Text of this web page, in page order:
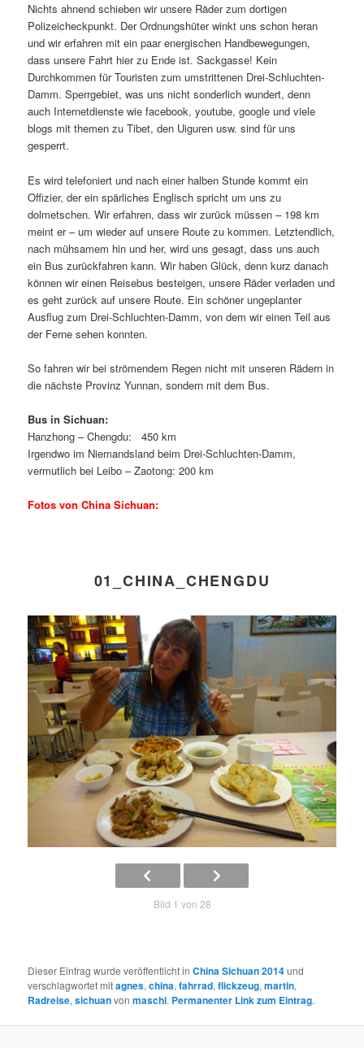
Nichts ahnend schieben wir unsere Räder zum dortigen
Polizeicheckpunkt. Der Ordnungshüter winkt uns schon heran
und wir erfahren mit ein paar energischen Handbewegungen,
dass unsere Fahrt hier zu Ende ist. Sackgasse! Kein
Durchkommen für Touristen zum umstrittenen Drei-Schluchten-
Damm. Sperrgebiet, was uns nicht sonderlich wundert, denn
auch Internetdienste wie facebook, youtube, google und viele
blogs mit themen zu Tibet, den Uiguren usw. sind für uns
gesperrt.
Es wird telefoniert und nach einer halben Stunde kommt ein
Offizier, der ein spärliches Englisch spricht um uns zu
dolmetschen. Wir erfahren, dass wir zurück müssen – 198 km
meint er – um wieder auf unsere Route zu kommen. Letztendlich,
nach mühsamem hin und her, wird uns gesagt, dass uns auch
ein Bus zurückfahren kann. Wir haben Glück, denn kurz danach
können wir einen Reisebus besteigen, unsere Räder verladen und
es geht zurück auf unsere Route. Ein schöner ungeplanter
Ausflug zum Drei-Schluchten-Damm, von dem wir einen Teil aus
der Ferne sehen konnten.
So fahren wir bei strömendem Regen nicht mit unseren Rädern in
die nächste Provinz Yunnan, sondern mit dem Bus.
Bus in Sichuan:
Hanzhong – Chengdu: 450 km
Irgendwo im Niemandsland beim Drei-Schluchten-Damm,
vermutlich bei Leibo – Zaotong: 200 km
Fotos von China Sichuan:
01_CHINA_CHENGDU
Bild 1 von 28
Dieser Eintrag wurde veröffentlicht inChina Sichuan 2014und
verschlagwortet mitagnes,china,fahrrad,flickzeug,martin,
Radreise,sichuanvonmaschi. Permanenter Link zum Eintrag.